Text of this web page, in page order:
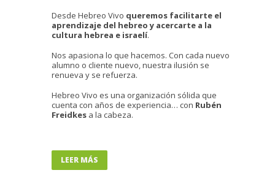
Desde Hebreo Vivo queremos facilitarte el
aprendizaje del hebreo y acercarte a la
cultura hebrea e israelí.
Nos apasiona lo que hacemos. Con cada nuevo
alumno o cliente nuevo, nuestra ilusión se
renueva y se refuerza.
Hebreo Vivo es una organización sólida que
cuenta con años de experiencia… con Rubén
Freidkes a la cabeza.
LEER MÁS